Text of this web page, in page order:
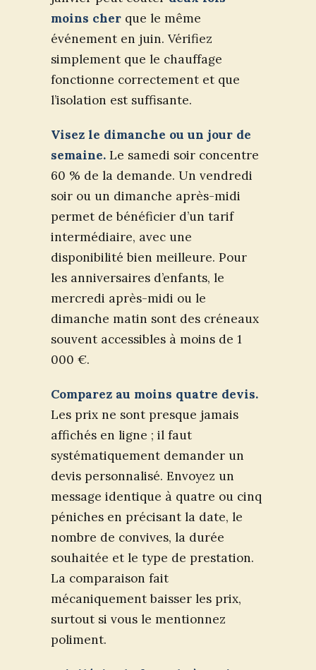
moins cher que le même
événement en juin. Vérifiez
simplement que le chauffage
fonctionne correctement et que
l’isolation est suffisante.
Visez le dimanche ou un jour de
semaine. Le samedi soir concentre
60 % de la demande. Un vendredi
soir ou un dimanche après-midi
permet de bénéficier d’un tarif
intermédiaire, avec une
disponibilité bien meilleure. Pour
les anniversaires d’enfants, le
mercredi après-midi ou le
dimanche matin sont des créneaux
souvent accessibles à moins de 1
000 €.
Comparez au moins quatre devis.
Les prix ne sont presque jamais
affichés en ligne ; il faut
systématiquement demander un
devis personnalisé. Envoyez un
message identique à quatre ou cinq
péniches en précisant la date, le
nombre de convives, la durée
souhaitée et le type de prestation.
La comparaison fait
mécaniquement baisser les prix,
surtout si vous le mentionnez
poliment.